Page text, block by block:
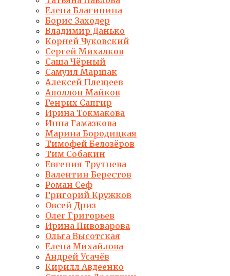
Елена Благинина
Борис Заходер
Владимир Данько
Корней Чуковский
Сергей Михалков
Саша Чёрный
Самуил Маршак
Алексей Плещеев
Аполлон Майков
Генрих Сапгир
Ирина Токмакова
Инна Гамазкова
Марина Бородицкая
Тимофей Белозёров
Тим Собакин
Евгения Трутнева
Валентин Берестов
Роман Сеф
Григорий Кружков
Овсей Дриз
Олег Григорьев
Ирина Пивоварова
Ольга Высотская
Елена Михайлова
Андрей Усачёв
Кирилл Авдеенко